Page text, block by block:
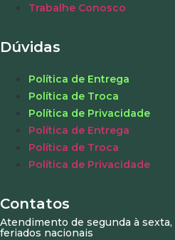
Trabalhe Conosco
Dúvidas
Política de Entrega
Política de Troca
Política de Privacidade
Política de Entrega
Política de Troca
Política de Privacidade
Contatos
Atendimento de segunda à sexta,
feriados nacionais